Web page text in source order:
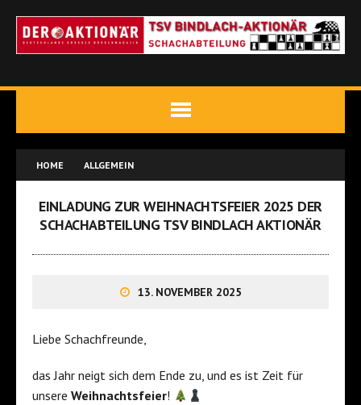
HOME ALLGEMEIN
EINLADUNG ZUR WEIHNACHTSFEIER 2025 DER
SCHACHABTEILUNG TSV BINDLACH AKTIONÄR
13. NOVEMBER 2025
Liebe Schachfreunde,
das Jahr neigt sich dem Ende zu, und es ist Zeit für
unsere Weihnachtsfeier!